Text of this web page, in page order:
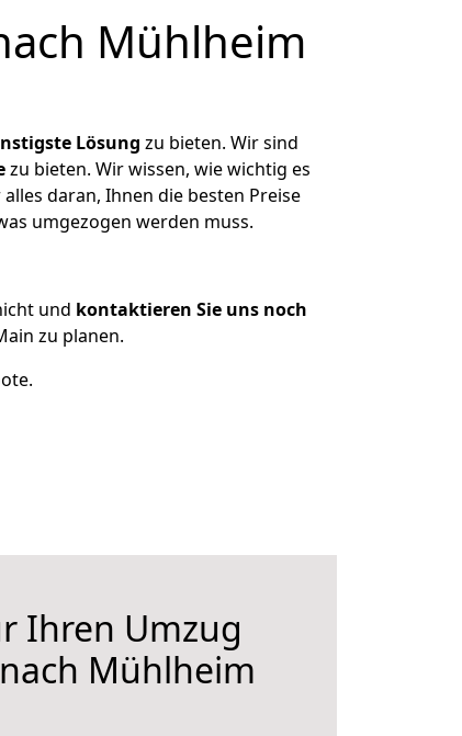
Mühlheim
Lösung zu bieten. Wir sind
zu bieten. Wir wissen, wie wichtig es
daran, Ihnen die besten Preise
umgezogen werden muss.
und kontaktieren Sie uns noch
zu planen.
Ihren Umzug
Mühlheim